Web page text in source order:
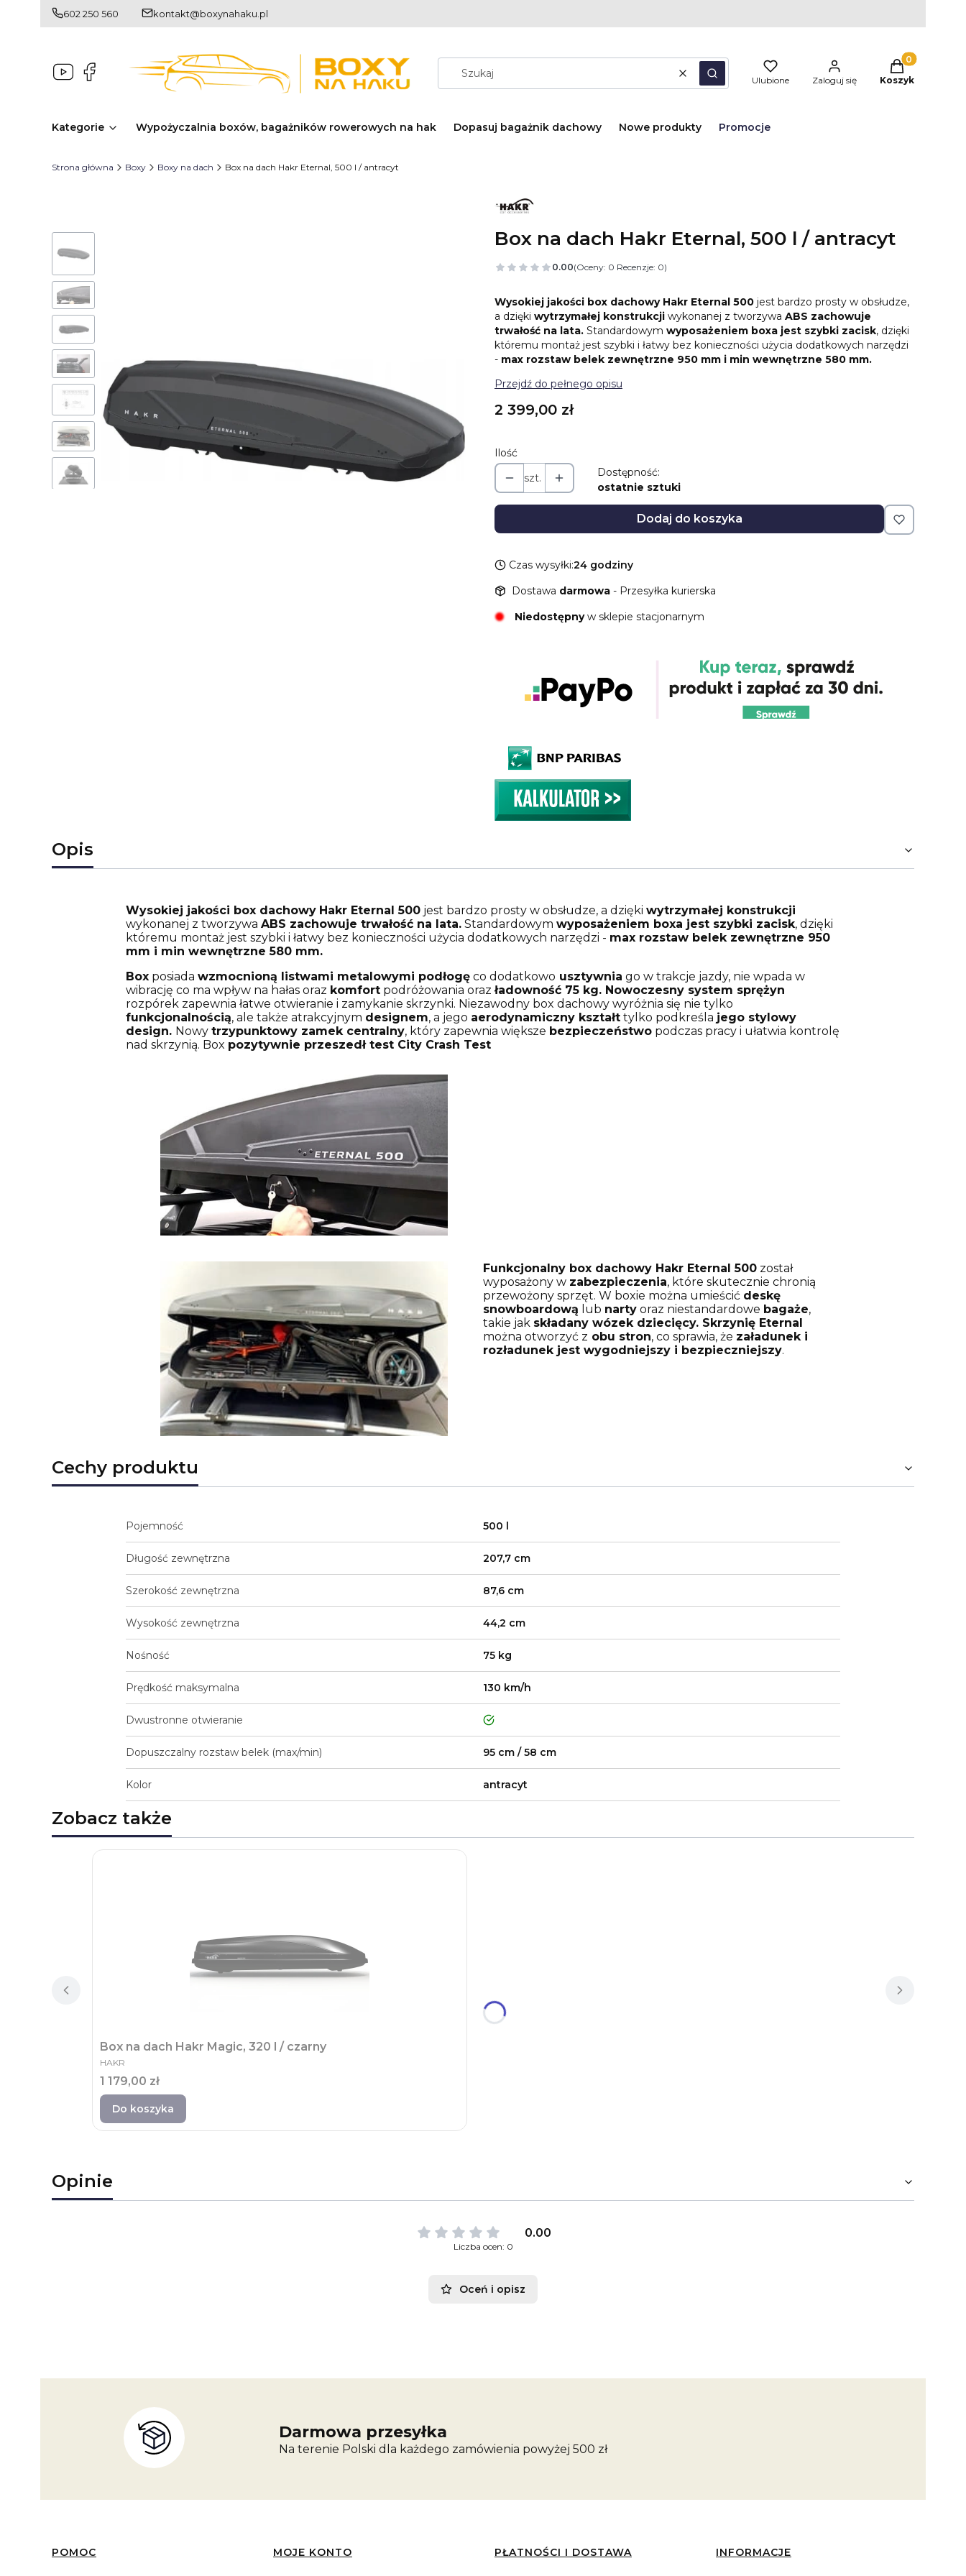
602 250 560 kontakt@boxynahaku.pl
WyczyśćSzukaj Ulubione Zaloguj się
Produkty w
Koszyk
Kategorie Wypożyczalnia boxów, bagażników rowerowych na hak Dopasuj bagażnik dachowy Nowe produkty Promocje
Strona główna Boxy Boxy na dach Box na dach Hakr Eternal, 500 l / antracyt
Box na dach Hakr Eternal, 500 l / antracyt
0.00(Oceny: 0 Recenzje: 0)
Wysokiej jakości box dachowy Hakr Eternal 500 jest bardzo prosty w obsłudze,
a dzięki wytrzymałej konstrukcji wykonanej z tworzywa ABS zachowuje
trwałość na lata. Standardowym wyposażeniem boxa jest szybki zacisk, dzięki
któremu montaż jest szybki i łatwy bez konieczności użycia dodatkowych narzędzi
- max rozstaw belek zewnętrzne 950 mm i min wewnętrzne 580 mm.
Przejdź do pełnego opisu
Cena
2 399,00 zł
Ilość
szt.
Dostępność:
ostatnie sztuki
Dodaj do koszyka
Czas wysyłki:24 godziny
Dostawa darmowa - Przesyłka kurierska
Niedostępnyw sklepie stacjonarnym
Opis
Wysokiej jakości box dachowy Hakr Eternal 500jest bardzo prosty w obsłudze, a dzięki wytrzymałej konstrukcji
wykonanej z tworzywa ABS zachowuje trwałość na lata.Standardowym wyposażeniem boxa jest szybki zacisk, dzięki
któremu montaż jest szybki i łatwy bez konieczności użycia dodatkowych narzędzi - max rozstaw belek zewnętrzne 950
mm i min wewnętrzne 580 mm.
Boxposiada wzmocnioną listwami metalowymi podłogęco dodatkowo usztywnia go w trakcje jazdy, nie wpada w
wibrację co ma wpływ na hałas oraz komfortpodróżowania orazładowność 75 kg. Nowoczesny system sprężyn
rozpórek zapewnia łatwe otwieranie i zamykanie skrzynki. Niezawodny box dachowy wyróżnia się nie tylko
funkcjonalnością, ale także atrakcyjnym designem, a jego aerodynamiczny kształttylko podkreśla jego stylowy
design. Nowy trzypunktowy zamek centralny, który zapewnia większe bezpieczeństwopodczas pracy i ułatwia kontrolę
nad skrzynią. Box pozytywnie przeszedł test City Crash Test
Funkcjonalny box dachowy Hakr Eternal 500 został
wyposażony w zabezpieczenia, które skutecznie chronią
przewożony sprzęt. W boxie można umieścić deskę
snowboardową lub narty oraz niestandardowe bagaże,
takie jak składany wózek dziecięcy. Skrzynię Eternal
można otworzyć z obu stron, co sprawia, że załadunek i
rozładunek jest wygodniejszy i bezpieczniejszy.
Cechy produktu
Pojemność 500 l
Długość zewnętrzna 207,7 cm
Szerokość zewnętrzna 87,6 cm
Wysokość zewnętrzna 44,2 cm
Nośność 75 kg
Prędkość maksymalna 130 km/h
Dwustronne otwieranie tak
Dopuszczalny rozstaw belek (max/min) 95 cm / 58 cm
Kolor antracyt
Zobacz także
Box na dach Hakr Magic, 320 l / czarny
PRODUCENT
HAKR
Cena
1 179,00 zł
Do koszyka
Opinie
0.00
Liczba ocen: 0
Oceń i opisz
Darmowa przesyłka
Na terenie Polski dla każdego zamówienia powyżej 500 zł
Linki w stopce
POMOC MOJE KONTO PŁATNOŚCI I DOSTAWA INFORMACJE